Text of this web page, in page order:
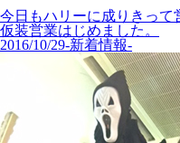
今日もハリーに成りきって
仮装営業はじめました。
2016/10/29-新着情報-